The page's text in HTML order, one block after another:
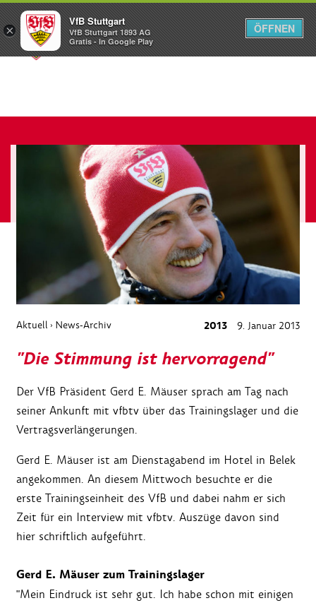
Menü
Aktuell › News-Archiv 2013 9. Januar 2013
"Die Stimmung ist hervorragend"
Der VfB Präsident Gerd E. Mäuser sprach am Tag nach
seiner Ankunft mit vfbtv über das Trainingslager und die
Vertragsverlängerungen.
Gerd E. Mäuser ist am Dienstagabend im Hotel in Belek
angekommen. An diesem Mittwoch besuchte er die
erste Trainingseinheit des VfB und dabei nahm er sich
Zeit für ein Interview mit vfbtv. Auszüge davon sind
hier schriftlich aufgeführt.
Gerd E. Mäuser zum Trainingslager
"Mein Eindruck ist sehr gut. Ich habe schon mit einigen
×
VfB Stuttgart
VfB Stuttgart 1893 AG
Gratis - In Google Play
ÖFFNEN